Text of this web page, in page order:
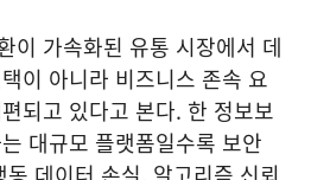
이 가속화된 유통 시장에서 데
이 아니라 비즈니스 존속 요
되고 있다고 본다. 한 정보보
대규모 플랫폼일수록 보안